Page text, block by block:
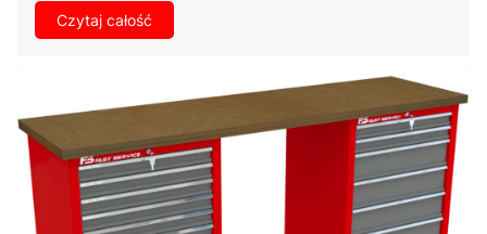
wybrać stół warsztatowy idealnie dopasowany do
Twoich potrzeb i uniknąć najczęstszych błędów
Czy wiesz, że źle dobrany stół warsztatowy może
powodować bóle kręgosłupa i zmniejszać produktywność
nawet o 30%? To nie przesada – ergonomia stanowiska
pracy ma bezpośredni wpływ na efektywność i zdrowie
pracowników. W FastService24 od 15 lat projektujemy i
produkujemy meble warsztatowe, a nasi klienci regularnie
potwierdzają, że właściwy dobór stołu warsztatowego
Czytaj całość